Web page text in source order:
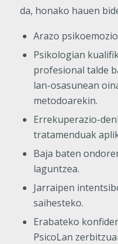
da, honako hauen
Arazo
Psikologian
profesional talde
lan-osasunean
metodoarekin.
Errekuperazio-
tratamenduak
Baja baten
laguntzea.
Jarraipen
saihesteko.
Erabateko
PsicoLan